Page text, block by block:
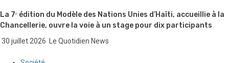
La 7ᵉ édition du Modèle des Nations Unies d’Haïti, accueillie à la
Chancellerie, ouvre la voie à un stage pour dix participants
30 juillet 2026 Le Quotidien News